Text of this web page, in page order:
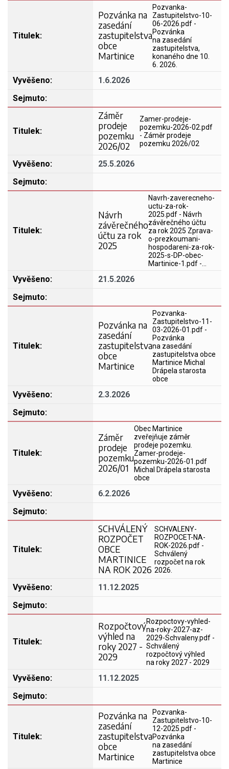
Pozvánka na
zasedání
zastupitelstva
obce
Martinice
Pozvanka-
Zastupitelstvo-10-
06-2026.pdf -
Pozvánka
na zasedání
zastupitelstva,
konaného dne 10.
6. 2026.
1.6.2026
Záměr
prodeje
pozemku
2026/02
Zamer-prodeje-
pozemku-2026-02.pdf
- Záměr prodeje
pozemku 2026/02
25.5.2026
Návrh
závěrečného
účtu za rok
2025
Navrh-zaverecneho-
uctu-za-rok-
2025.pdf - Návrh
závěrečného účtu
za rok 2025 Zprava-
o-prezkoumani-
hospodareni-za-rok-
2025-s-DP-obec-
Martinice-1.pdf -…
21.5.2026
Pozvánka na
zasedání
zastupitelstva
obce
Martinice
Pozvanka-
Zastupitelstvo-11-
03-2026-01.pdf -
Pozvánka
na zasedání
zastupitelstva obce
Martinice Michal
Drápela starosta
obce
2.3.2026
Záměr
prodeje
pozemku
2026/01
Obec Martinice
zveřejňuje záměr
prodeje pozemku.
Zamer-prodeje-
pozemku-2026-01.pdf
Michal Drápela starosta
obce
6.2.2026
SCHVÁLENÝ
ROZPOČET
OBCE
MARTINICE
NA ROK 2026
SCHVALENY-
ROZPOCET-NA-
ROK-2026.pdf -
Schválený
rozpočet na rok
2026.
11.12.2025
Rozpočtový
výhled na
roky 2027 -
2029
Rozpoctovy-vyhled-
na-roky-2027-az-
2029-Schvaleny.pdf -
Schválený
rozpočtový výhled
na roky 2027 - 2029
11.12.2025
Pozvánka na
zasedání
zastupitelstva
obce
Martinice
Pozvanka-
Zastupitelstvo-10-
12-2025.pdf -
Pozvánka
na zasedání
zastupitelstva obce
Martinice